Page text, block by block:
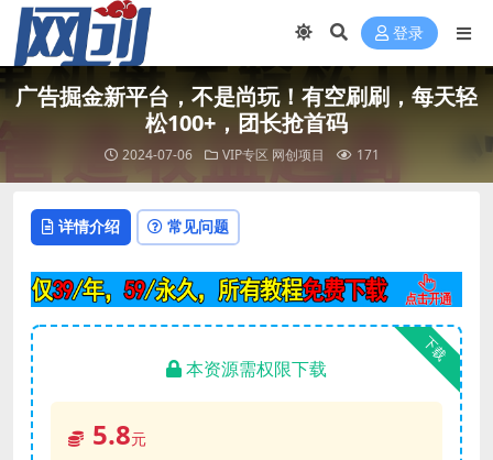
登录
广告掘金新平台，不是尚玩！有空刷刷，每天轻
松100+，团长抢首码
2024-07-06 VIP专区 网创项目 171
详情介绍 常见问题
下载
本资源需权限下载
5.8元